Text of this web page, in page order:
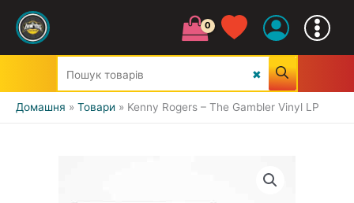
Домашня Товари Kenny Rogers – The Gambler Vinyl LP
УСІ ЖАНРИ